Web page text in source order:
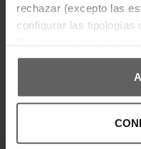
rechazar (excepto las
configurar las tipologías
DEVOLUCIONES Y
OPINIONES DE